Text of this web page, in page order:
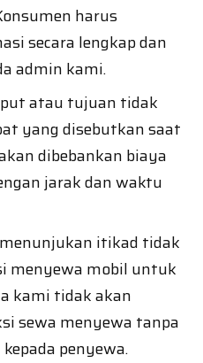
harus
secara lengkap dan
admin kami.
atau tujuan tidak
yang disebutkan saat
dibebankan biaya
jarak dan waktu
itikad tidak
menyewa mobil untuk
kami tidak akan
sewa menyewa tanpa
penyewa.